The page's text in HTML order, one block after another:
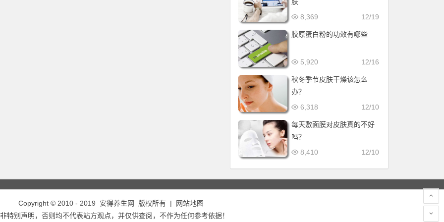
12/19
8,369
胶原蛋白粉的功效有哪些
12/16
5,920
秋冬季节皮肤干燥该怎么
办？
12/10
6,318
每天敷面膜对皮肤真的不好
吗？
12/10
8,410
Copyright © 2010 - 2019 安得养生网 版权所有 |
网站地图
特别声明，否则均不代表站方观点，并仅供查阅，不作为任何参考依据！